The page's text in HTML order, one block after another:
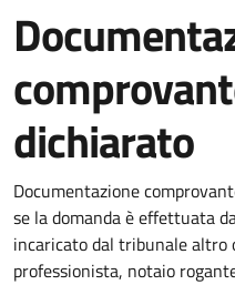
dichiarato
Documentazione
se la domanda è effettuata
incaricato dal tribunale altro
professionista, notaio